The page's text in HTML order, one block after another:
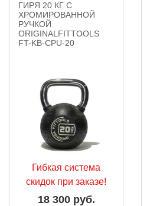
ГИРЯ 20 КГ С
ХРОМИРОВАННОЙ
РУЧКОЙ
ORIGINALFITTOOLS
FT-KB-CPU-20
Гибкая система
скидок при заказе!
18 300 руб.